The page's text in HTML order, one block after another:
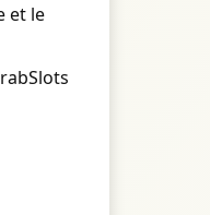
et le